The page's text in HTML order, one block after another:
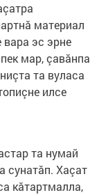
материал
вара эс эрне
мар, çавăнпа
та вуласа
илсе
та нумай
сунатăп. Хаçат
кăтартмалла,